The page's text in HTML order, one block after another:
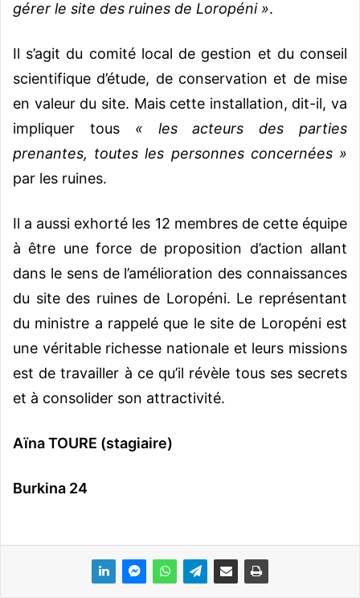
gérer le site des ruines de Loropéni ».
Il s’agit du comité local de gestion et du conseil
scientifique d’étude, de conservation et de mise
en valeur du site. Mais cette installation, dit-il, va
impliquer tous « les acteurs des parties
prenantes, toutes les personnes concernées »
par les ruines.
Il a aussi exhorté les 12 membres de cette équipe
à être une force de proposition d’action allant
dans le sens de l’amélioration des connaissances
du site des ruines de Loropéni. Le représentant
du ministre a rappelé que le site de Loropéni est
une véritable richesse nationale et leurs missions
est de travailler à ce qu’il révèle tous ses secrets
et à consolider son attractivité.
Aïna TOURE (stagiaire)
Burkina 24